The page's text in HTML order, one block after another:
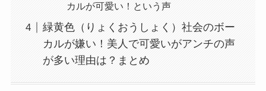
カルが可愛い！という声
緑黄色（りょくおうしょく）社会のボー
カルが嫌い！美人で可愛いがアンチの声
が多い理由は？まとめ